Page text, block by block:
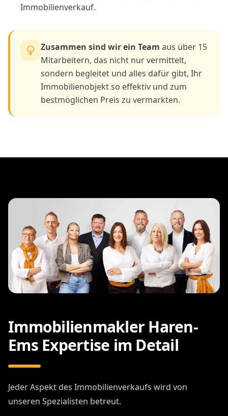
Immobilienverkauf.
Zusammen sind wir ein Team aus über 15
Mitarbeitern, das nicht nur vermittelt,
sondern begleitet und alles dafür gibt, Ihr
Immobilienobjekt so effektiv und zum
bestmöglichen Preis zu vermarkten.
Immobilienmakler Haren-
Ems Expertise im Detail
Jeder Aspekt des Immobilienverkaufs wird von
unseren Spezialisten betreut.